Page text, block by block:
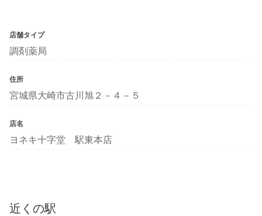
店舗タイプ
調剤薬局
住所
宮城県大崎市古川旭２－４－５
店名
ヨネキ十字堂 駅東本店
近くの駅